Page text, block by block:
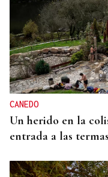
CANEDO
Un herido en la
entrada a las